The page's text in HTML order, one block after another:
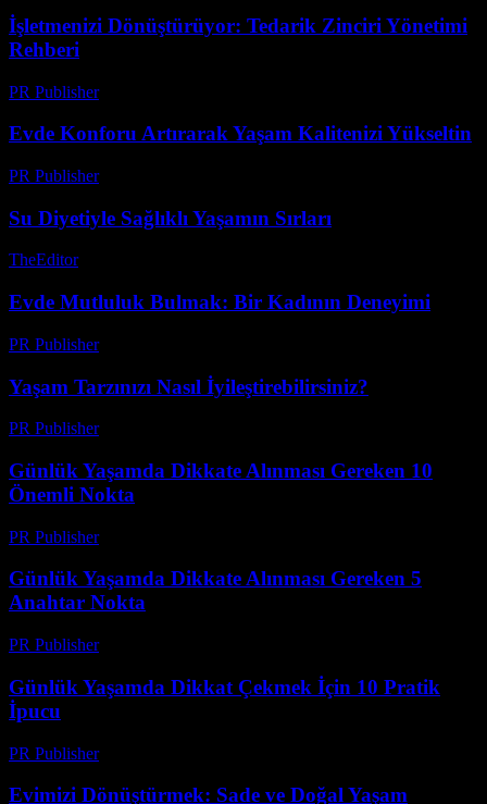
İşletmenizi Dönüştürüyor: Tedarik Zinciri Yönetimi
Rehberi
PR Publisher-
Evde Konforu Artırarak Yaşam Kalitenizi Yükseltin
PR Publisher-
Su Diyetiyle Sağlıklı Yaşamın Sırları
TheEditor-
Evde Mutluluk Bulmak: Bir Kadının Deneyimi
PR Publisher-
Yaşam Tarzınızı Nasıl İyileştirebilirsiniz?
PR Publisher-
Günlük Yaşamda Dikkate Alınması Gereken 10
Önemli Nokta
PR Publisher-
Günlük Yaşamda Dikkate Alınması Gereken 5
Anahtar Nokta
PR Publisher-
Günlük Yaşamda Dikkat Çekmek İçin 10 Pratik
İpucu
PR Publisher-
Evimizi Dönüştürmek: Sade ve Doğal Yaşam